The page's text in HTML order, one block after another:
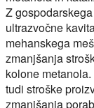
Z
ultrazvočne
mehanskega
zmanjšanja
kolone
tudi stroške
zmanjšanja